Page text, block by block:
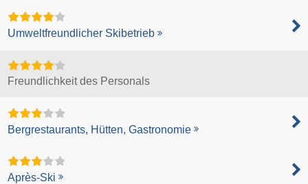
Umweltfreundlicher Skibetrieb
Freundlichkeit des Personals
Bergrestaurants, Hütten, Gastronomie
Après-Ski